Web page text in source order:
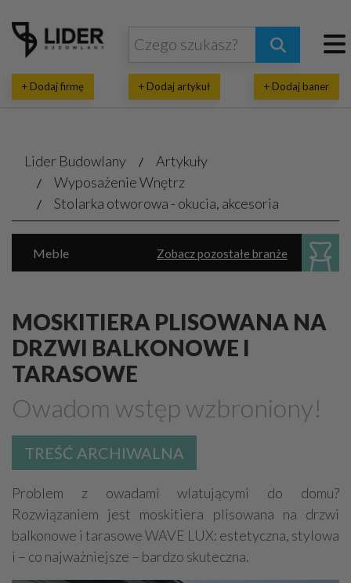
+ Dodaj firmę + Dodaj artykuł + Dodaj baner
Lider Budowlany
Artykuły
Wyposażenie Wnętrz
Stolarka otworowa - okucia, akcesoria
Zobacz pozostałe branże
Meble
Sanitarne akcesoria, urządzenia
Marmur, granit, kamień naturalny
Meble - okucia, akcesoria
Kominki
Schody, akcesoria
Stolarka otworowa - okucia, akcesoria
Poręcze, balustrady, barierki
Płytki, glazura, terakota
Dywany, wykładziny
Sztukateria
Mozaiki i dekoracje szklane
MOSKITIERA PLISOWANA NA
DRZWI BALKONOWE I
TARASOWE
Owadom wstęp wzbroniony!
TREŚĆ ARCHIWALNA
Problem z owadami wlatującymi do domu?
Rozwiązaniem jest moskitiera plisowana na drzwi
balkonowe i tarasowe WAVE LUX: estetyczna, stylowa
i – co najważniejsze – bardzo skuteczna.